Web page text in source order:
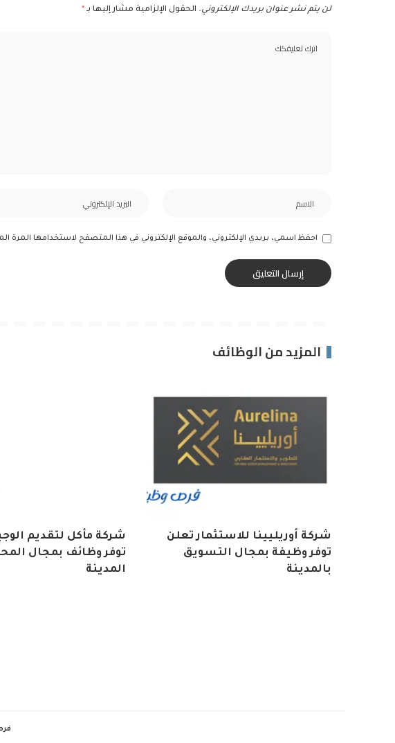
لن يتم نشر عنوان بريدك الإلكتروني. الحقول الإلزامية مشار إليها بـ *
احفظ اسمي، بريدي الإلكتروني، والموقع الإلكتروني في هذا المتصفح لاستخدامها المرة
المزيد من الوظائف
شركة أوريليينا للاستثمار تعلن
توفر وظيفة بمجال التسويق
بالمدينة
شركة مأكل لتقديم
توفر وظائف بمجال
المدينة